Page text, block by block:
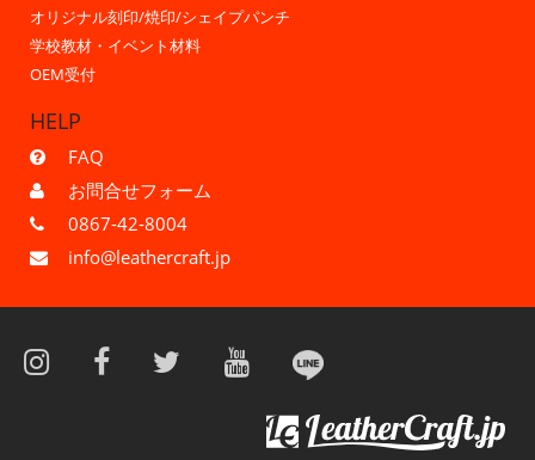
オリジナル刻印/焼印/シェイプパンチ
学校教材・イベント材料
OEM受付
HELP
FAQ
お問合せフォーム
0867-42-8004
info@leathercraft.jp